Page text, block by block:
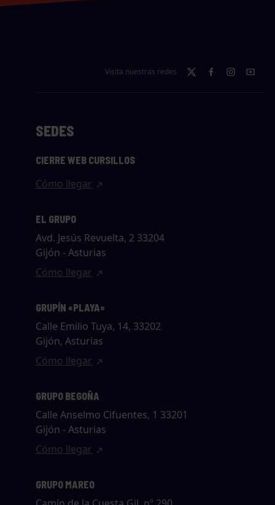
Visita nuestras redes
SEDES
CIERRE WEB CURSILLOS
Cómo llegar
EL GRUPO
Avd. Jesús Revuelta, 2 33204
Gijón - Asturias
Cómo llegar
GRUPÍN «PLAYA»
Calle Emilio Tuya, 14, 33202
Gijón, Asturias
Cómo llegar
GRUPO BEGOÑA
Calle Anselmo Cifuentes, 1 33201
Gijón - Asturias
Cómo llegar
GRUPO MAREO